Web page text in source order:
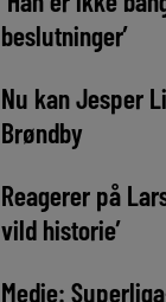
beslutninger’
Nu kan Jesper
Brøndby
Reagerer på
vild historie’
Medie: